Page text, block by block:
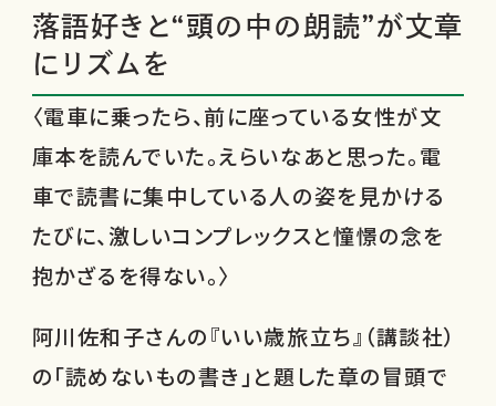
落語好きと“頭の中の朗読”が文章
にリズムを
〈電車に乗ったら、前に座っている女性が文
庫本を読んでいた。えらいなあと思った。電
車で読書に集中している人の姿を見かける
たびに、激しいコンプレックスと憧憬の念を
抱かざるを得ない。〉
阿川佐和子さんの『いい歳旅立ち』（講談社）
の「読めないもの書き」と題した章の冒頭で